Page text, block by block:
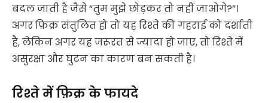
बदल जाती है जैसे “तुम मुझे छोड़कर तो नहीं जाओगे?”।
अगर फ़िक्र संतुलित हो तो यह रिश्ते की गहराई को दर्शाती
है, लेकिन अगर यह जरूरत से ज्यादा हो जाए, तो रिश्ते में
असुरक्षा और घुटन का कारण बन सकती है।
रिश्ते में फ़िक्र के फायदे